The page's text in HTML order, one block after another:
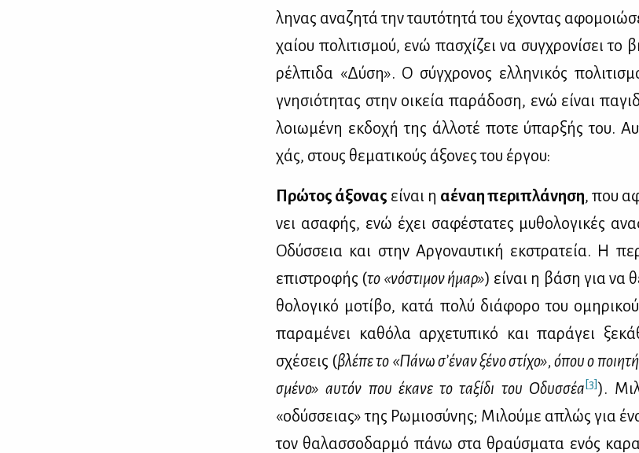
λη­νας ανα­ζη­τά την ταυ­τό­τη­τά του έχο­ντας
χαί­ου πο­λι­τι­σμού, ενώ πα­σχί­ζει να συγ­χρο­νί­σει
ρέλ­πι­δα «Δύ­ση». Ο σύγ­χρο­νος ελ­λη­νι­κός
γνη­σιό­τη­τας στην οι­κεία πα­ρά­δο­ση, ενώ εί­ναι
λοιω­μέ­νη εκ­δο­χή της άλ­λο­τέ πο­τε ύπαρ­ξής του.
χάς, στους θε­μα­τι­κούς άξο­νες του έρ­γου:
Πρώ­τος άξο­νας εί­ναι η αέ­ναη πε­ρι­πλά­νη­ση, που
νει ασα­φής, ενώ έχει σα­φέ­στα­τες μυ­θο­λο­γι­κές
Οδύσ­σεια και στην Αρ­γο­ναυ­τι­κή εκ­στρα­τεία. Η
επι­στρο­φής (το «νό­στι­μον ήμαρ») εί­ναι η βά­ση για να
θο­λο­γι­κό μο­τί­βο, κα­τά πο­λύ διά­φο­ρο του
πα­ρα­μέ­νει κα­θό­λα αρ­χε­τυ­πι­κό και πα­ρά­γει
σχέ­σεις (βλέ­πε το «Πά­νω σ’έ­ναν ξέ­νο στί­χο», όπου ο
σμέ­νο» αυ­τόν που έκα­νε το τα­ξί­δι του Οδυσ­σέα [3]).
«οδύσ­σειας» της Ρω­μιο­σύ­νης; Μι­λού­με απλώς για ένα
τον θα­λασ­σο­δαρ­μό πά­νω στα θραύ­σμα­τα ενός